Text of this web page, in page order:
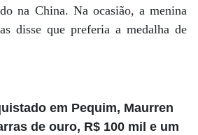
na China. Na ocasião, a menina
disse que preferia a medalha de
em Pequim, Maurren
de ouro, R$ 100 mil e um